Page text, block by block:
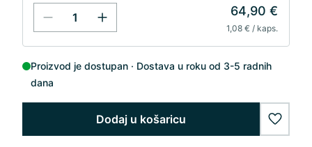
64,90 €
1,08 € / kaps.
Proizvod je dostupan
Dostava u roku od 3-5 radnih
dana
Dodaj u košaricu